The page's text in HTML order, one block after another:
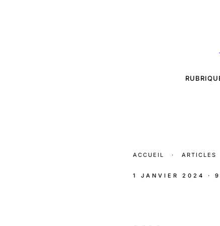
ACCUEIL · ARTICLES
1 JANVIER 2024 ·